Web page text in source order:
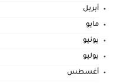
أبريل
مايو
يونيو
يوليو
أغسطس